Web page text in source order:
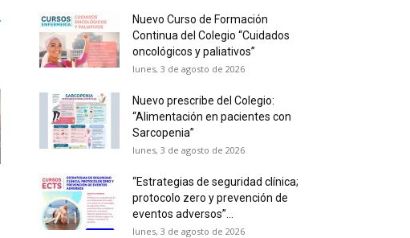
Nuevo Curso de Formación
Continua del Colegio “Cuidados
oncológicos y paliativos”
lunes, 3 de agosto de 2026
Nuevo prescribe del Colegio:
“Alimentación en pacientes con
Sarcopenia”
lunes, 3 de agosto de 2026
“Estrategias de seguridad clínica;
protocolo zero y prevención de
eventos adversos”...
lunes, 3 de agosto de 2026